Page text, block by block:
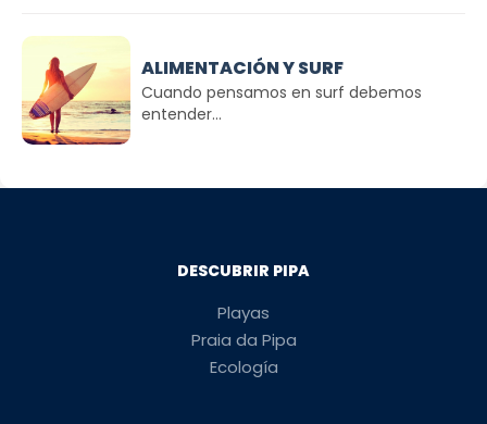
ALIMENTACIÓN Y SURF
Cuando pensamos en surf debemos
entender...
DESCUBRIR PIPA
Playas
Praia da Pipa
Ecología